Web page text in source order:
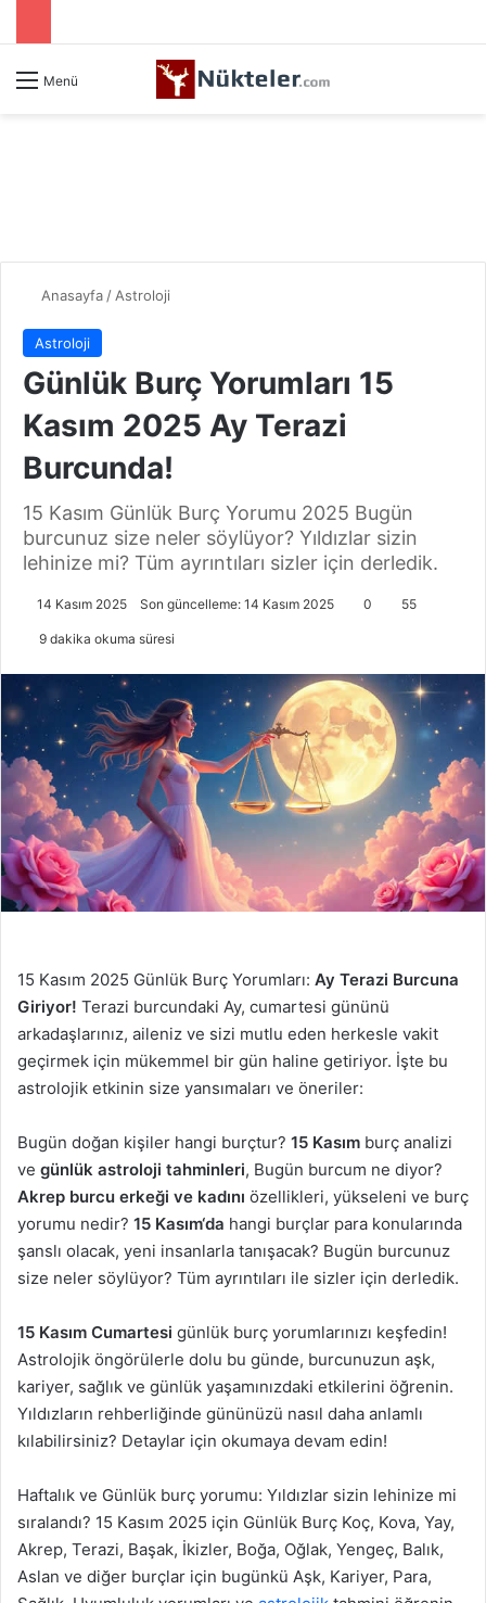
Menü
Anasayfa / Astroloji
Astroloji
Günlük Burç Yorumları 15
Kasım 2025 Ay Terazi
Burcunda!
15 Kasım Günlük Burç Yorumu 2025 Bugün
burcunuz size neler söylüyor? Yıldızlar sizin
lehinize mi? Tüm ayrıntıları sizler için derledik.
14 Kasım 2025 Son güncelleme: 14 Kasım 2025 0 55
9 dakika okuma süresi
15 Kasım 2025 Günlük Burç Yorumları: Ay Terazi Burcuna
Giriyor! Terazi burcundaki Ay, cumartesi gününü
arkadaşlarınız, aileniz ve sizi mutlu eden herkesle vakit
geçirmek için mükemmel bir gün haline getiriyor. İşte bu
astrolojik etkinin size yansımaları ve öneriler:
Bugün doğan kişiler hangi burçtur? 15 Kasım burç analizi
ve günlük astroloji tahminleri, Bugün burcum ne diyor?
Akrep burcu erkeği ve kadını özellikleri, yükseleni ve burç
yorumu nedir? 15 Kasım‘da hangi burçlar para konularında
şanslı olacak, yeni insanlarla tanışacak? Bugün burcunuz
size neler söylüyor? Tüm ayrıntıları ile sizler için derledik.
15 Kasım Cumartesi günlük burç yorumlarınızı keşfedin!
Astrolojik öngörülerle dolu bu günde, burcunuzun aşk,
kariyer, sağlık ve günlük yaşamınızdaki etkilerini öğrenin.
Yıldızların rehberliğinde gününüzü nasıl daha anlamlı
kılabilirsiniz? Detaylar için okumaya devam edin!
Haftalık ve Günlük burç yorumu: Yıldızlar sizin lehinize mi
sıralandı? 15 Kasım 2025 için Günlük Burç Koç, Kova, Yay,
Akrep, Terazi, Başak, İkizler, Boğa, Oğlak, Yengeç, Balık,
Aslan ve diğer burçlar için bugünkü Aşk, Kariyer, Para,